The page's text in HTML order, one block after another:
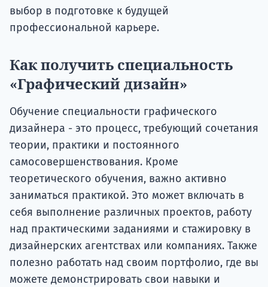
выбор в подготовке к будущей
профессиональной карьере.
Как получить специальность
«Графический дизайн»
Обучение специальности графического
дизайнера - это процесс, требующий сочетания
теории, практики и постоянного
самосовершенствования. Кроме
теоретического обучения, важно активно
заниматься практикой. Это может включать в
себя выполнение различных проектов, работу
над практическими заданиями и стажировку в
дизайнерских агентствах или компаниях. Также
полезно работать над своим портфолио, где вы
можете демонстрировать свои навыки и